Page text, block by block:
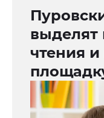
выделят
чтения и